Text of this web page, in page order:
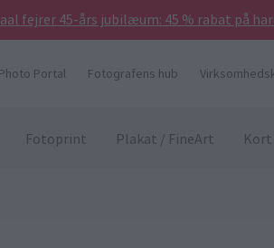
fejrer 45-års jubilæum: 45 % rabat på
Portal Fotografens hub
Fotoprint Plakat / FineArt Kort